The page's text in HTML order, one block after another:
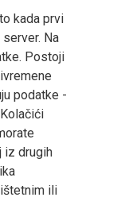
kada prvi
Na
Postoji
podatke -
iz drugih
ili